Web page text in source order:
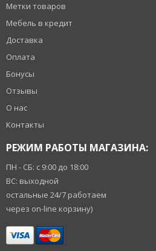
Метки товаров
Мебель в кредит
Доставка
Оплата
Бонусы
Отзывы
О нас
Контакты
РЕЖИМ РАБОТЫ МАГАЗИНА:
ПН - СБ: с 9:00 до 18:00
ВС: выходной
остальные 24/7 работаем
через on-line корзину)